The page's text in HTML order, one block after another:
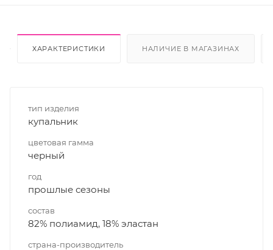
ХАРАКТЕРИСТИКИ НАЛИЧИЕ В МАГАЗИНАХ
тип изделия
купальник
цветовая гамма
черный
год
прошлые сезоны
состав
82% полиамид, 18% эластан
страна-производитель